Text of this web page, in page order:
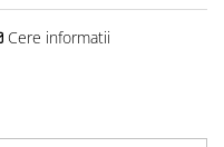
Cere informatii